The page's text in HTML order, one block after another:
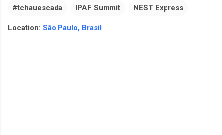
#tchauescada IPAF Summit NEST Express
Location: São Paulo, Brasil